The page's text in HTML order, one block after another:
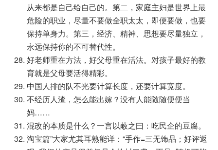
从来都是自己给自己的。第二，家庭主妇是世界上最
危险的职业，尽量不要做全职太太，即便要做，也要
保持单身力。第三，经济、精神、思想要尽量独立，
永远保持你的不可替代性。
好老师重在方法，好父母重在活法。对孩子最好的教
育就是父母要活得精彩。
中国人排的队不光要计算长度，还要计算宽度。
不经历人渣，怎么能出嫁？没有人能随随便便当
妈……
混改的本质是什么？一言以蔽之曰：吃民企的豆腐。
淘宝篇”大家尤其耳熟能详：“手作=三无饰品；好评返